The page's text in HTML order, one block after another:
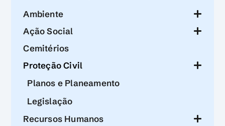
Ambiente
Ação Social
Cemitérios
Proteção Civil
Planos e Planeamento
Legislação
Recursos Humanos